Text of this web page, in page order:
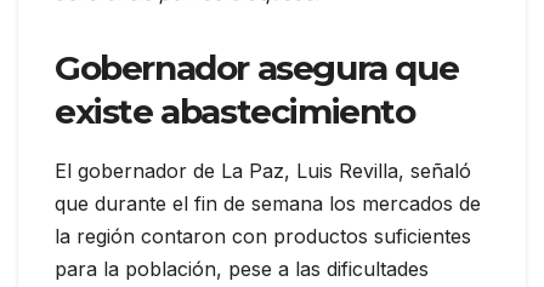
Gobernador asegura que
existe abastecimiento
El gobernador de La Paz, Luis Revilla, señaló
que durante el fin de semana los mercados de
la región contaron con productos suficientes
para la población, pese a las dificultades